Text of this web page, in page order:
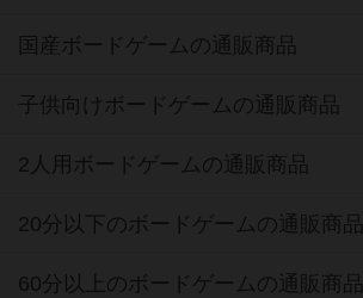
国産ボードゲームの通販商品
子供向けボードゲームの通販商品
2人用ボードゲームの通販商品
20分以下のボードゲームの通販商品
60分以上のボードゲームの通販商品